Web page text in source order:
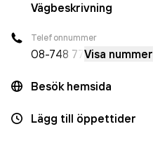
Vägbeskrivning
Telefonnummer
08-748 77 Visa nummer
Besök hemsida
Lägg till öppettider